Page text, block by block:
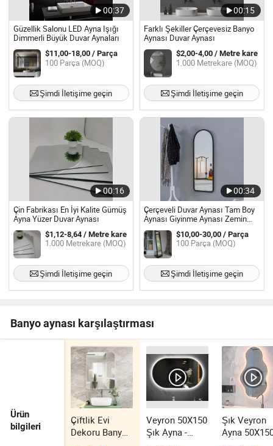
00:37
Güzellik Salonu LED Ayna Işığı
Dimmerli Büyük Duvar Aynaları
$11,00-18,00 / Parça
100 Parça (MOQ)
Şimdi İletişime geçin
00:15
Farklı Şekiller Çerçevesiz Banyo
Aynası Duvar Aynası
$2,00-4,00 / Metre kare
1.000 Metrekare (MOQ)
Şimdi İletişime geçin
00:16
Çin Fabrikası En İyi Kalite Gümüş
Ayna Yüzer Duvar Aynası
$1,12-8,64 / Metre kare
1.000 Metrekare (MOQ)
Şimdi İletişime geçin
00:34
Çerçeveli Duvar Aynası Tam Boy
Aynası Giyinme Aynası Zemin
Boy Aynası Ayakta Duran Aynası
$10,00-30,00 / Parça
100 Parça (MOQ)
Şimdi İletişime geçin
Banyo aynası karşılaştırması
Ürün
bilgileri
Çiftlik Evi
Dekoru Banyo
Veyron 50X150
Şık Ayna -
Şık Veyron
Ayna